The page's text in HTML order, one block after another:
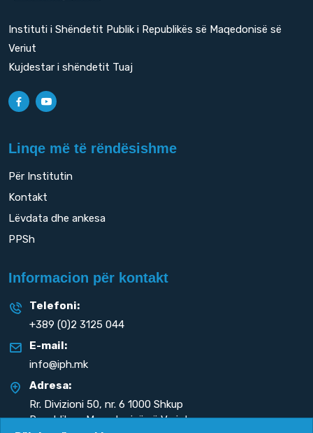
Instituti i Shëndetit Publik i Republikës së Maqedonisë së
Veriut
Kujdestar i shëndetit Tuaj
Linqe më të rëndësishme
Për Institutin
Kontakt
Lëvdata dhe ankesa
PPSh
Informacion për kontakt
Telefoni:
+389 (0)2 3125 044
E-mail:
info@iph.mk
Adresa:
Rr. Divizioni 50, nr. 6 1000 Shkup
Republika e Maqedonisë së Veriut